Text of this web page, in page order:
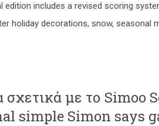
edition includes a revised scoring
holiday decorations, snow, seasonal
σχετικά με το Simoo
simple Simon says